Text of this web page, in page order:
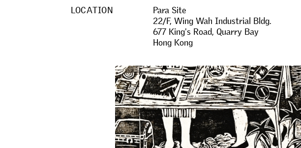
LOCATION
Para Site
22/F, Wing Wah Industrial Bldg.
677 King's Road, Quarry Bay
Hong Kong